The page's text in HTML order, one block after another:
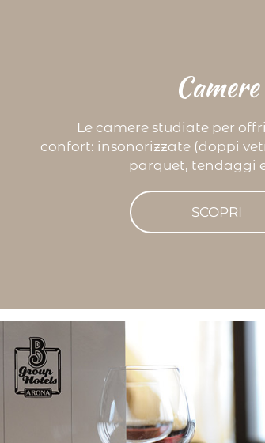
Camere
Le camere studiate per
confort: insonorizzate (doppi
parquet, tendaggi
SCOPRI